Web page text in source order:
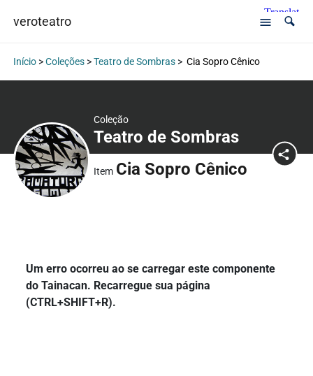
veroteatro
Início>Coleções>Teatro de Sombras> Cia Sopro Cênico
Coleção
Teatro de Sombras
Item Cia Sopro Cênico
Um erro ocorreu ao se carregar este componente
do Tainacan. Recarregue sua página
(CTRL+SHIFT+R).